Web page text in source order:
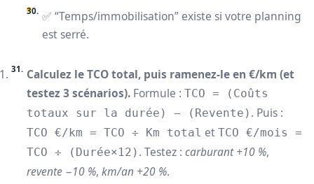
✅ “Temps/immobilisation” existe si votre planning
est serré.
Calculez le TCO total, puis ramenez-le en €/km (et
testez 3 scénarios). Formule :
TCO = (Coûts
totaux sur la durée) − (Revente) . Puis :
TCO €/km = TCO ÷ Km total et
TCO €/mois =
TCO ÷ (Durée×12) . Testez : carburant +10 %,
revente −10 %, km/an +20 %.